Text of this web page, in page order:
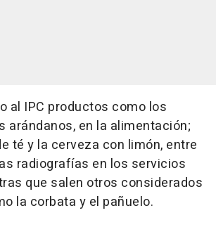
al IPC productos como los
arándanos, en la alimentación;
té y la cerveza con limón, entre
radiografías en los servicios
que salen otros considerados
la corbata y el pañuelo.